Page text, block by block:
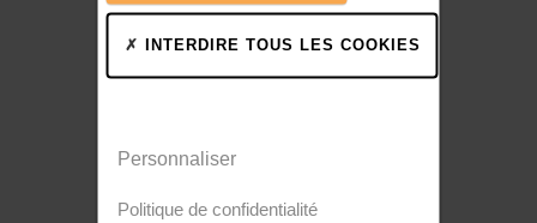
Poulies, rails, winchs
INTERDIRE TOUS LES COOKIES
Personnaliser
Politique de confidentialité